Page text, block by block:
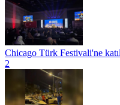
Chicago Türk Festivali'ne
2